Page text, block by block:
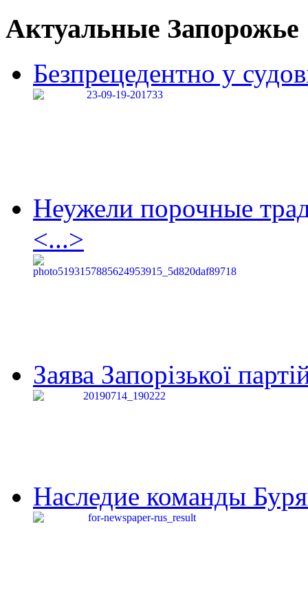
Актуальные Запорожье
Безпрецедентно у
Неужели порочные
<...>
Заява Запорізької
Наследие команды